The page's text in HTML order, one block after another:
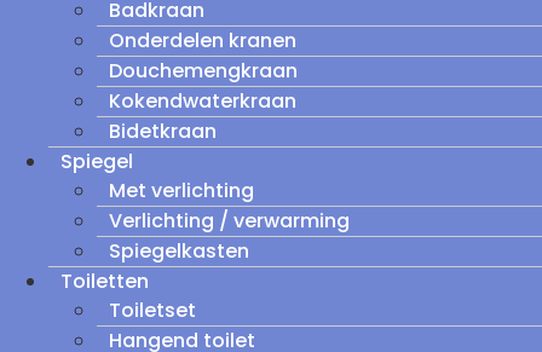
Badkraan
Onderdelen kranen
Douchemengkraan
Kokendwaterkraan
Bidetkraan
Spiegel
Met verlichting
Verlichting / verwarming
Spiegelkasten
Toiletten
Toiletset
Hangend toilet